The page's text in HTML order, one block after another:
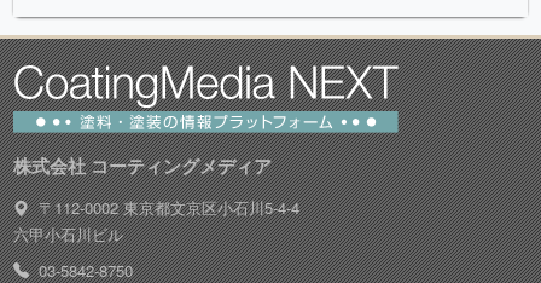
株式会社 コーティングメディア
〒112-0002 東京都文京区小石川5-4-4
六甲小石川ビル
03-5842-8750